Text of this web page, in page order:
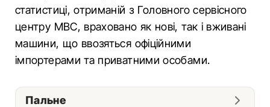
статистиці, отриманій з Головного сервісного
центру МВС, враховано як нові, так і вживані
машини, що ввозяться офіційними
імпортерами та приватними особами.
Пальне